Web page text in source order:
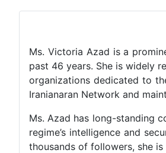
Ms. Victoria Azad is a
past 46 years. She is widely
organizations dedicated to
Iranianaran Network and
Ms. Azad has long-standing
regime’s intelligence and
thousands of followers, she